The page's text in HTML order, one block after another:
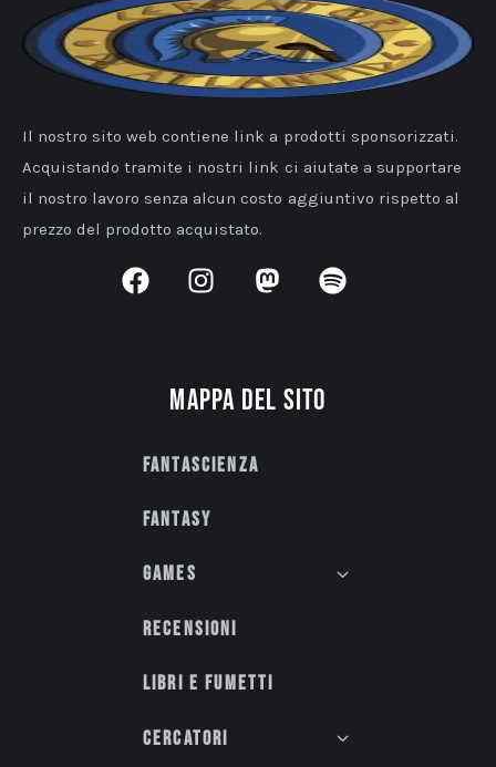
Il nostro sito web contiene link a prodotti sponsorizzati.
Acquistando tramite i nostri link ci aiutate a supportare
il nostro lavoro senza alcun costo aggiuntivo rispetto al
prezzo del prodotto acquistato.
Mappa del sito
Fantascienza
Fantasy
Games
Recensioni
Libri e fumetti
Cercatori